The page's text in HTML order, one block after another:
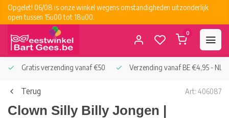
Opgelet! 06/08 is onze winkel wegens omstandigheden uitzonderlijk
open tussen 15u00 tot 18u00.
0
Gratis verzending vanaf €50 Verzending vanaf BE €4,95 - NL
Terug Art: 406087
Clown Silly Billy Jongen |